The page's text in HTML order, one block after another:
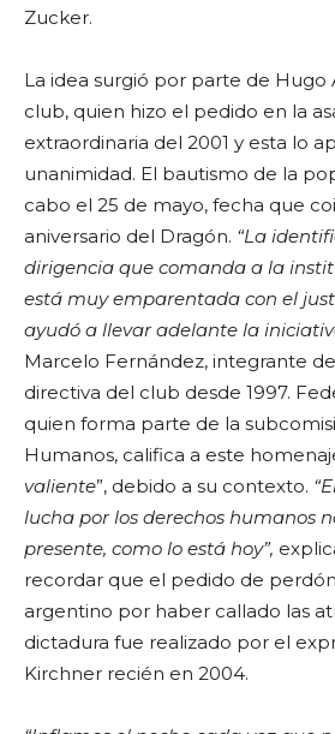
Zucker.
La idea surgió por parte de Hugo
club, quien hizo el pedido en la
extraordinaria del 2001 y esta lo
unanimidad. El bautismo de la
cabo el 25 de mayo, fecha que
aniversario del Dragón. “La
dirigencia que comanda a la
está muy emparentada con el
ayudó a llevar adelante la
Marcelo Fernández, integrante
directiva del club desde 1997.
quien forma parte de la
Humanos, califica a este
valiente”, debido a su contexto.
lucha por los derechos humanos
presente, como lo está hoy”,
recordar que el pedido de
argentino por haber callado las
dictadura fue realizado por el
Kirchner recién en 2004.